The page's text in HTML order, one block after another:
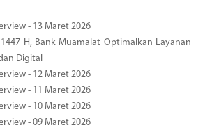
- 13 Maret 2026
H, Bank Muamalat Optimalkan Layanan
Digital
- 12 Maret 2026
- 11 Maret 2026
- 10 Maret 2026
- 09 Maret 2026